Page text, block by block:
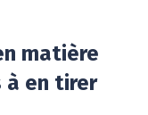
matière
en tirer